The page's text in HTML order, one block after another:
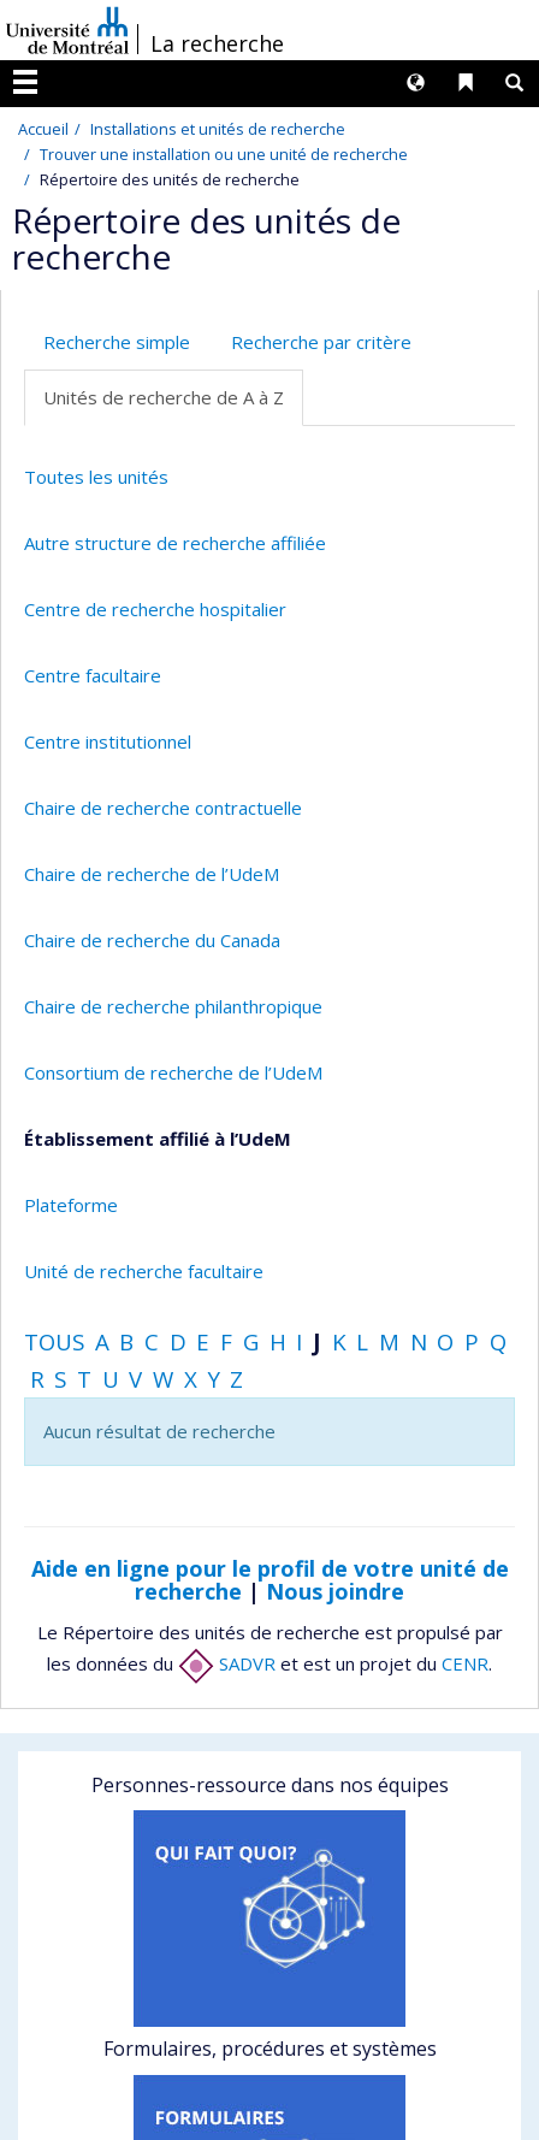
au
contenu
/La recherche
Menu
Liens
Langues
Accueil
Installations et unités de recherche
Trouver une installation ou une unité de recherche
Répertoire des unités de recherche
Répertoire des unités de
recherche
Recherche simple Recherche par critère
Unités de recherche de A à Z
Toutes les unités
Autre structure de recherche affiliée
Centre de recherche hospitalier
Centre facultaire
Centre institutionnel
Chaire de recherche contractuelle
Chaire de recherche de l’UdeM
Chaire de recherche du Canada
Chaire de recherche philanthropique
Consortium de recherche de l’UdeM
Établissement affilié à l’UdeM
Plateforme
Unité de recherche facultaire
TOUS A B C D E F G H I J K L M N O P Q
R S T U V W X Y Z
Aucun résultat de recherche
Aide en ligne pour le profil de votre unité de
recherche | Nous joindre
Le Répertoire des unités de recherche est propulsé par
les données du
SADVR et est un projet du CENR.
Personnes-ressource dans nos équipes
Formulaires, procédures et systèmes